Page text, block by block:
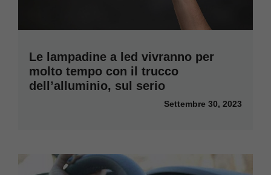
Le lampadine a led vivranno per
molto tempo con il trucco
dell’alluminio, sul serio
Settembre 30, 2023